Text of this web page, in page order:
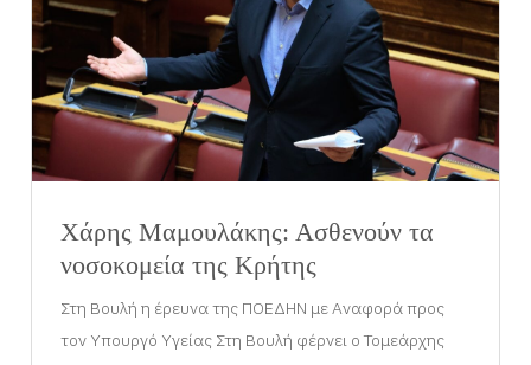
Χάρης Μαμουλάκης: Ασθενούν τα
νοσοκομεία της Κρήτης
Στη Βουλή η έρευνα της ΠΟΕΔΗΝ με Αναφορά προς
τον Υπουργό Υγείας Στη Βουλή φέρνει ο Τομεάρχης